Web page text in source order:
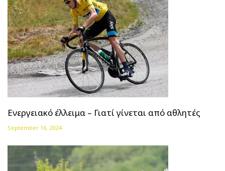
Ενεργειακό έλλειμα – Γιατί γίνεται από αθλητές
September 16, 2024